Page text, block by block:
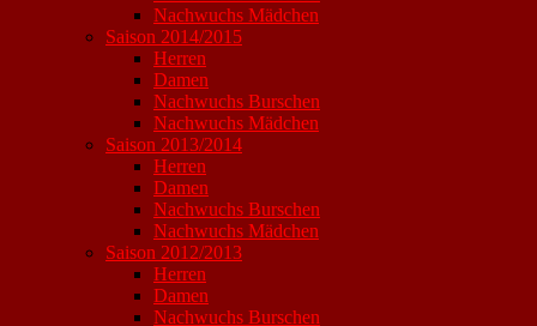
Nachwuchs Mädchen
Saison 2014/2015
Herren
Damen
Nachwuchs Burschen
Nachwuchs Mädchen
Saison 2013/2014
Herren
Damen
Nachwuchs Burschen
Nachwuchs Mädchen
Saison 2012/2013
Herren
Damen
Nachwuchs Burschen